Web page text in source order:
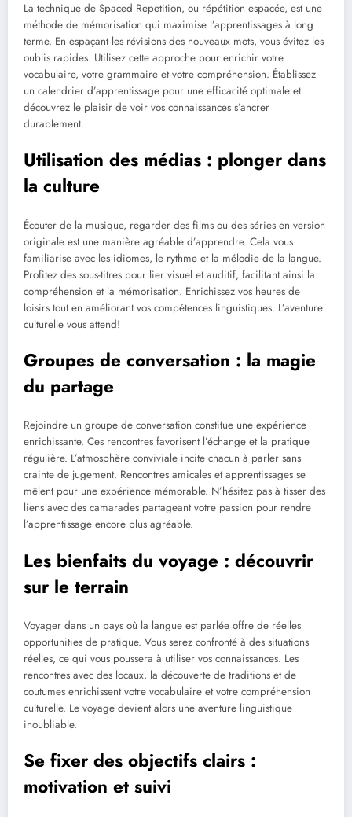
La technique de Spaced Repetition, ou répétition espacée, est une
méthode de mémorisation qui maximise l’apprentissages à long
terme. En espaçant les révisions des nouveaux mots, vous évitez les
oublis rapides. Utilisez cette approche pour enrichir votre
vocabulaire, votre grammaire et votre compréhension. Établissez
un calendrier d’apprentissage pour une efficacité optimale et
découvrez le plaisir de voir vos connaissances s’ancrer
durablement.
Utilisation des médias : plonger dans
la culture
Écouter de la musique, regarder des films ou des séries en version
originale est une manière agréable d’apprendre. Cela vous
familiarise avec les idiomes, le rythme et la mélodie de la langue.
Profitez des sous-titres pour lier visuel et auditif, facilitant ainsi la
compréhension et la mémorisation. Enrichissez vos heures de
loisirs tout en améliorant vos compétences linguistiques. L’aventure
culturelle vous attend!
Groupes de conversation : la magie
du partage
Rejoindre un groupe de conversation constitue une expérience
enrichissante. Ces rencontres favorisent l’échange et la pratique
régulière. L’atmosphère conviviale incite chacun à parler sans
crainte de jugement. Rencontres amicales et apprentissages se
mêlent pour une expérience mémorable. N’hésitez pas à tisser des
liens avec des camarades partageant votre passion pour rendre
l’apprentissage encore plus agréable.
Les bienfaits du voyage : découvrir
sur le terrain
Voyager dans un pays où la langue est parlée offre de réelles
opportunities de pratique. Vous serez confronté à des situations
réelles, ce qui vous poussera à utiliser vos connaissances. Les
rencontres avec des locaux, la découverte de traditions et de
coutumes enrichissent votre vocabulaire et votre compréhension
culturelle. Le voyage devient alors une aventure linguistique
inoubliable.
Se fixer des objectifs clairs :
motivation et suivi